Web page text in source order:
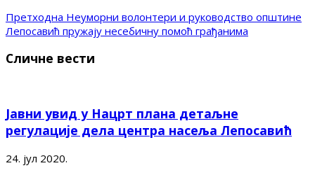
Претходна Неуморни волонтери и руководство општине
Лепосавић пружају несебичну помоћ грађанима
Сличне вести
Јавни увид у Нацрт плана детаљне
регулације дела центра насеља Лепосавић
24. јул 2020.